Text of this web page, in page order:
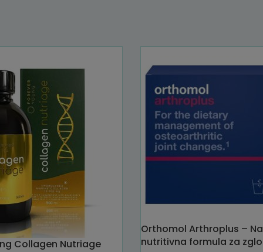
Collagen Nutriage
Orthomol Arthroplus –
nutritivna formula za